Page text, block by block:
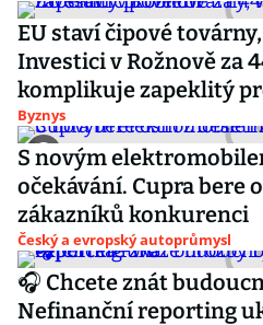
EU staví čipové
Investici v Rožnově za
komplikuje zapeklitý
Byznys
S novým
očekávání. Cupra bere
zákazníků konkurenci
Český a evropský autoprůmysl
🎧 Chcete znát
Nefinanční reporting